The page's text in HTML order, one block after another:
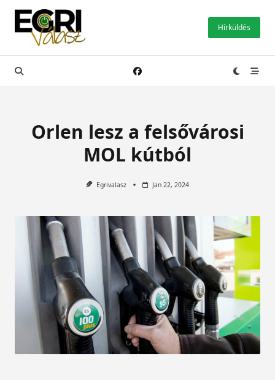
Skip
content
Hírküldés
Orlen lesz a felsővárosi
MOL kútból
Egrivalasz Jan 22, 2024